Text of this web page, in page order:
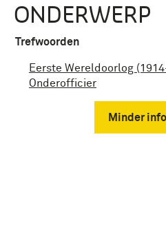
ONDERWERP
Trefwoorden
Eerste Wereldoorlog
Onderofficier
Minder